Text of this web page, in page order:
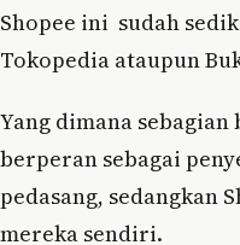
Shopee ini sudah
Tokopedia ataupun
Yang dimana
berperan sebagai
pedasang, sedangkan
mereka sendiri.